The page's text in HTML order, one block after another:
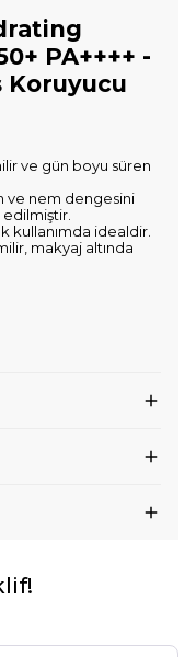
PA++++ -
Koruyucu
ve gün boyu süren
ve nem dengesini
kullanımda idealdir.
makyaj altında